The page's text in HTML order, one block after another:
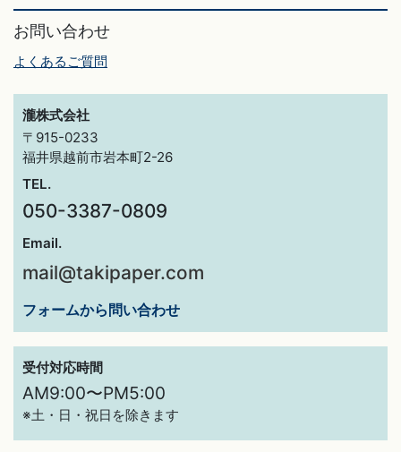
お問い合わせ
よくあるご質問
瀧株式会社
〒915-0233
福井県越前市岩本町2-26
TEL.
050-3387-0809
Email.
mail@takipaper.com
フォームから問い合わせ
受付対応時間
AM9:00〜PM5:00
※土・日・祝日を除きます